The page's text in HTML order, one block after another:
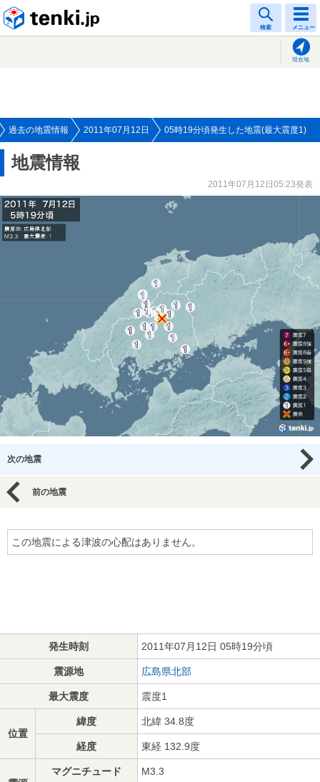
検索 メニュー
現在地
過去の地震情報 2011年07月12日 05時19分頃発生した地震(最大震度1)
地震情報
2011年07月12日05:23発表
次の地震
前の地震
この地震による津波の心配はありません。
発生時刻 2011年07月12日 05時19分頃
震源地 広島県北部
最大震度 震度1
位置
緯度 北緯 34.8度
経度 東経 132.9度
マグニチュード M3.3